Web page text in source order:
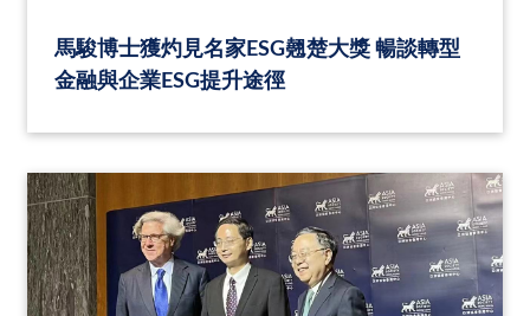
馬駿博士獲灼見名家ESG翹楚大獎 暢談轉型
金融與企業ESG提升途徑